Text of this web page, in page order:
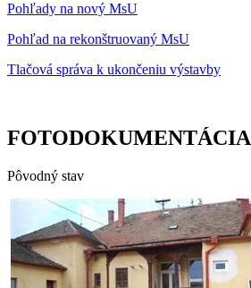
Pohľady na nový MsU
Pohľad na rekonštruovaný MsU
Tlačová správa k ukončeniu výstavby
FOTODOKUMENTÁCIA
Pôvodný stav